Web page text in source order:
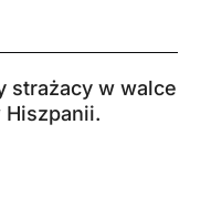
strażacy w walce
Hiszpanii.